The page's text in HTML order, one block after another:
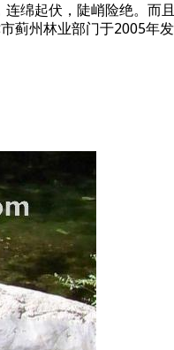
绵起伏，陡峭险绝。而
蓟州林业部门于2005年发